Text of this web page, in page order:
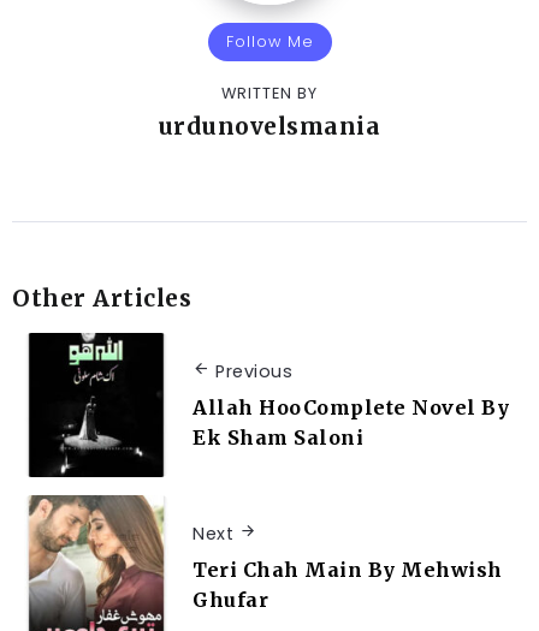
Follow Me
WRITTEN BY
urdunovelsmania
Other Articles
Previous
Allah HooComplete Novel By
Ek Sham Saloni
Next
Teri Chah Main By Mehwish
Ghufar